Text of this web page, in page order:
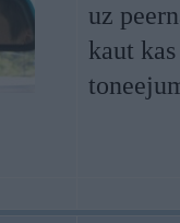
uz
kaut